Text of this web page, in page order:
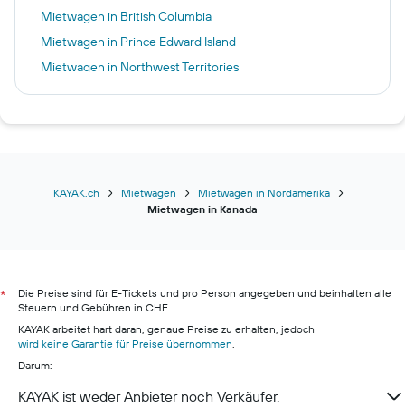
Mietwagen in British Columbia
Mietwagen in Prince Edward Island
Mietwagen in Northwest Territories
Mietwagen in Yukon
KAYAK.ch Mietwagen
Mietwagen in Nordamerika
Mietwagen in Kanada
*
Die Preise sind für E-Tickets und pro Person angegeben und beinhalten alle
Steuern und Gebühren in CHF.
KAYAK arbeitet hart daran, genaue Preise zu erhalten, jedoch
wird keine Garantie für Preise übernommen
Darum:
KAYAK ist weder Anbieter noch Verkäufer.